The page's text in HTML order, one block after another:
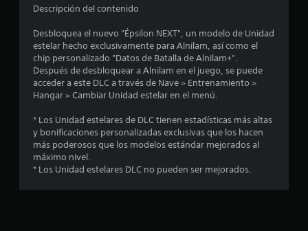
Descripción del contenido
Desbloquea el nuevo "Épsilon NEXT", un modelo de Unidad
estelar hecho exclusivamente para Alnilam, así como el
chip personalizado "Datos de Batalla de Alnilam+".
Después de desbloquear a Alnilam en el juego, se puede
acceder a este DLC a través de Nave > Entrenamiento >
Hangar > Cambiar Unidad estelar en el menú.
* Los Unidad estelares de DLC tienen estadísticas más altas
y bonificaciones personalizadas exclusivas que los hacen
más poderosos que los modelos estándar mejorados al
máximo nivel.
* Los Unidad estelares DLC no pueden ser mejorados.